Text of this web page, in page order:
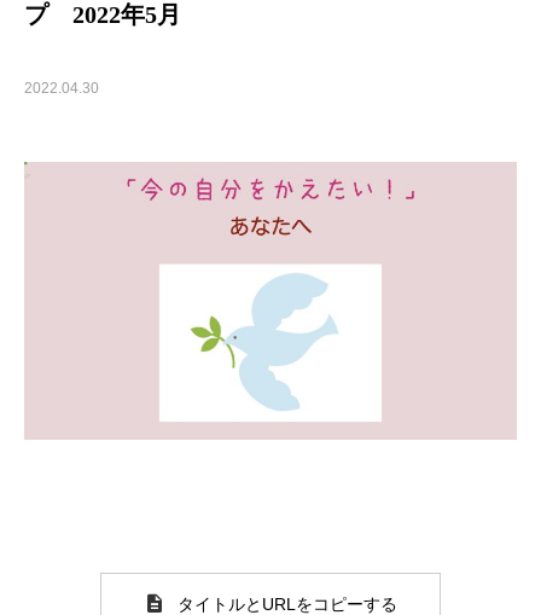
プ 2022年5月
2022.04.30
タイトルとURLをコピーする